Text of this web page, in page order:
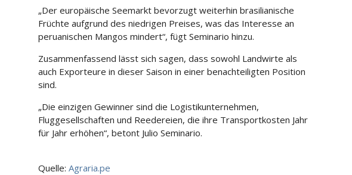
„Der europäische Seemarkt bevorzugt weiterhin brasilianische
Früchte aufgrund des niedrigen Preises, was das Interesse an
peruanischen Mangos mindert“, fügt Seminario hinzu.
Zusammenfassend lässt sich sagen, dass sowohl Landwirte als
auch Exporteure in dieser Saison in einer benachteiligten Position
sind.
„Die einzigen Gewinner sind die Logistikunternehmen,
Fluggesellschaften und Reedereien, die ihre Transportkosten Jahr
für Jahr erhöhen“, betont Julio Seminario.
Quelle: Agraria.pe